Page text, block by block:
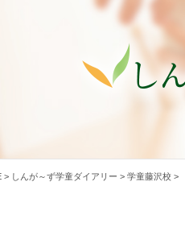
> しんが～ず学童ダイアリー > 学童藤沢校 >